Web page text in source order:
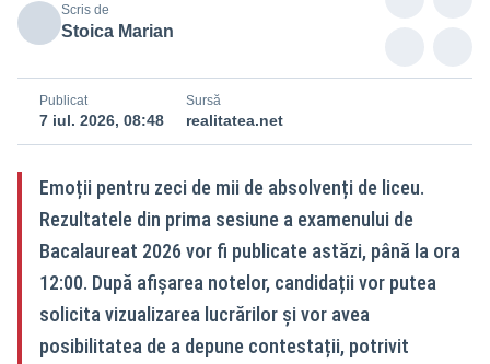
Scris de
Stoica Marian
Publicat
7 iul. 2026, 08:48
Sursă
realitatea.net
Emoții pentru zeci de mii de absolvenți de liceu.
Rezultatele din prima sesiune a examenului de
Bacalaureat 2026 vor fi publicate astăzi, până la ora
12:00. După afișarea notelor, candidații vor putea
solicita vizualizarea lucrărilor și vor avea
posibilitatea de a depune contestații, potrivit